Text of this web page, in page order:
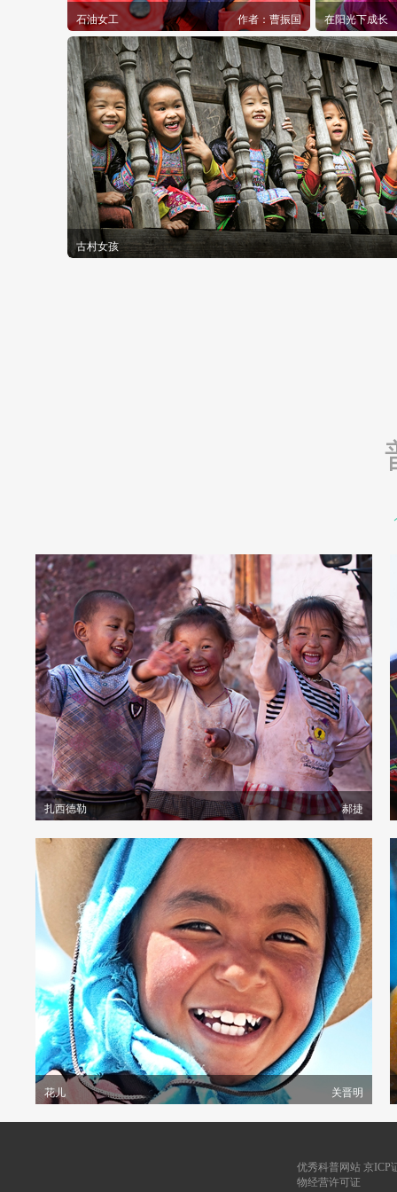
石油女工 作者： 曹振国 在阳光下成长
古村女孩
扎西德勒 郝捷
花儿 关晋明
优秀科普网站 京ICP
物经营许可证